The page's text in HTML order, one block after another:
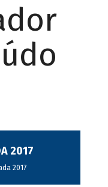
2017
2017